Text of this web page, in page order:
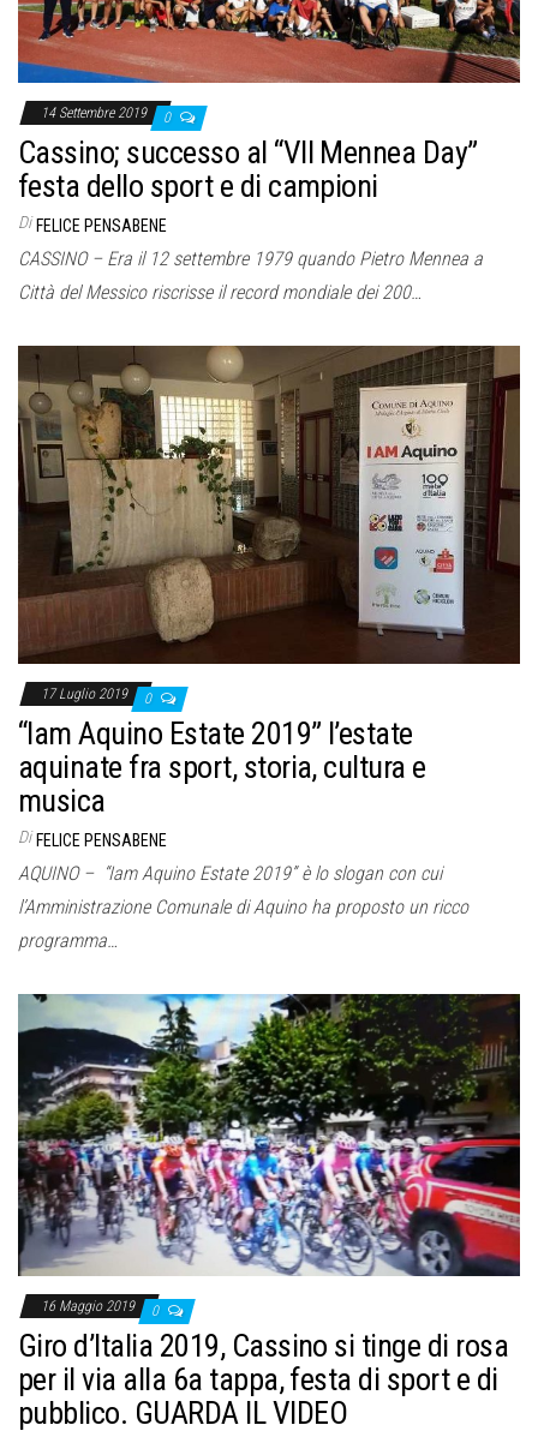
14 Settembre 2019 0
Cassino; successo al “VII Mennea Day”
festa dello sport e di campioni
Di FELICE PENSABENE
CASSINO – Era il 12 settembre 1979 quando Pietro Mennea a
Città del Messico riscrisse il record mondiale dei 200…
17 Luglio 2019 0
“Iam Aquino Estate 2019” l’estate
aquinate fra sport, storia, cultura e
musica
Di FELICE PENSABENE
AQUINO – “Iam Aquino Estate 2019” è lo slogan con cui
l’Amministrazione Comunale di Aquino ha proposto un ricco
programma…
16 Maggio 2019 0
Giro d’Italia 2019, Cassino si tinge di rosa
per il via alla 6a tappa, festa di sport e di
pubblico. GUARDA IL VIDEO